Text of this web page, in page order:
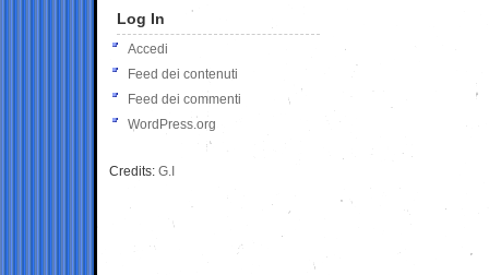
Log In
Accedi
Feed dei contenuti
Feed dei commenti
WordPress.org
Credits: G.I